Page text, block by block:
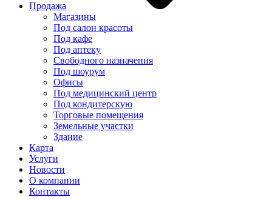
Продажа
Магазины
Под салон красоты
Под кафе
Под аптеку
Свободного назначения
Под шоурум
Офисы
Под медицинский центр
Под кондитерскую
Торговые помещения
Земельные участки
Здание
Карта
Услуги
Новости
О компании
Контакты